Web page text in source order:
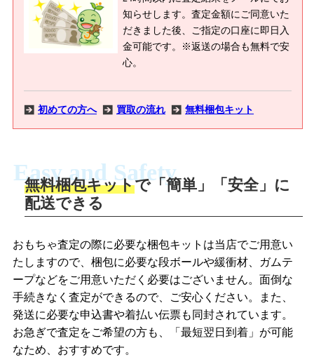
知らせします。査定金額にご同意いた
だきました後、ご指定の口座に即日入
金可能です。※返送の場合も無料で安
心。
初めての方へ 買取の流れ 無料梱包キット
商品撮影
商品を撮影して、査定フォームから画像
を送信します。
梱包キットをメールで申し込み
査定結果をメールで確認し、梱包キット
を申し込みます。梱包キットは送料無料
LINEの友だち追加・査定画像を送信
「ジョニージョイLINE査定」を友だちに
追加し、スマートフォンなどのカメラで
撮影したおもちゃの写真をトーク中に送
梱包キットをLINEで申し込み
査定結果をLINEで確認し、梱包キットを
Easy and Safety
無料梱包キットで「簡単」「安全」に
配送できる
おもちゃ査定の際に必要な梱包キットは当店でご用意い
たしますので、梱包に必要な段ボールや緩衝材、ガムテ
ープなどをご用意いただく必要はございません。面倒な
手続きなく査定ができるので、ご安心ください。また、
発送に必要な申込書や着払い伝票も同封されています。
お急ぎで査定をご希望の方も、「最短翌日到着」が可能
なため、おすすめです。